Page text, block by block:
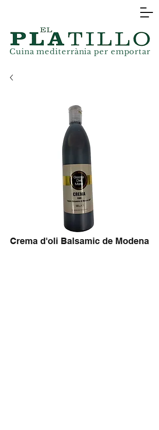
Cuina mediterràniaper emportar
Crema d'oli Balsamic de Modena